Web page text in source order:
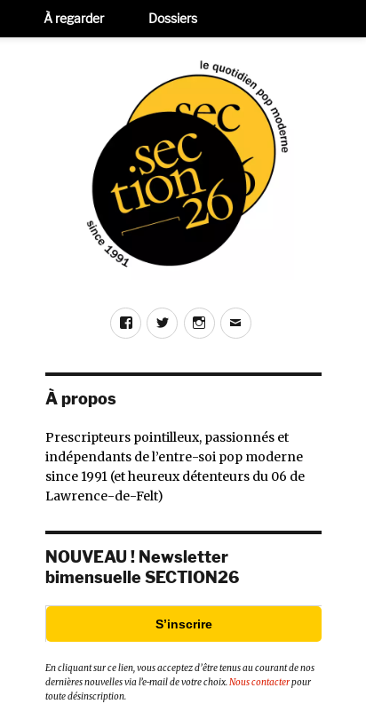
FacebookTwitterInstagram
E-
À propos
Prescripteurs pointilleux, passionnés et
indépendants de l’entre-soi pop moderne
since 1991 (et heureux détenteurs du 06 de
Lawrence-de-Felt)
NOUVEAU ! Newsletter
bimensuelle SECTION26
S’inscrire
En cliquant sur ce lien, vous acceptez d’être tenus au courant de nos
dernières nouvelles via l’e-mail de votre choix.Nous contacterpour
toute désinscription.
À regarder Dossiers